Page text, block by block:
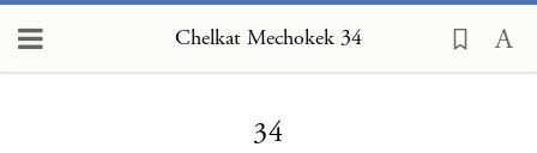
Chelkat Mechokek 34
34